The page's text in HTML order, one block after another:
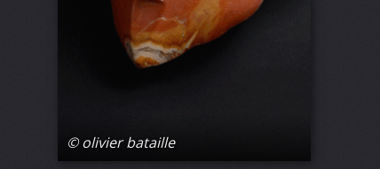
© olivier bataille